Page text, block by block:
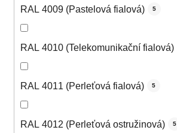
RAL 4009 (Pastelová fialová) 5
RAL 4010 (Telekomunikační fialová)
RAL 4011 (Perleťová fialová) 5
RAL 4012 (Perleťová ostružinová) 5